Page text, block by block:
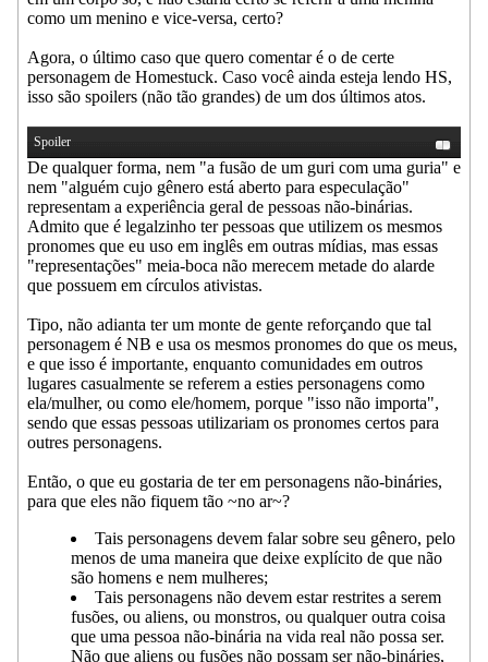
como um menino e vice-versa, certo?
Agora, o último caso que quero comentar é o de certe
personagem de Homestuck. Caso você ainda esteja lendo HS,
isso são spoilers (não tão grandes) de um dos últimos atos.
Spoiler
De qualquer forma, nem "a fusão de um guri com uma guria" e
nem "alguém cujo gênero está aberto para especulação"
representam a experiência geral de pessoas não-binárias.
Admito que é legalzinho ter pessoas que utilizem os mesmos
pronomes que eu uso em inglês em outras mídias, mas essas
"representações" meia-boca não merecem metade do alarde
que possuem em círculos ativistas.
Tipo, não adianta ter um monte de gente reforçando que tal
personagem é NB e usa os mesmos pronomes do que os meus,
e que isso é importante, enquanto comunidades em outros
lugares casualmente se referem a esties personagens como
ela/mulher, ou como ele/homem, porque "isso não importa",
sendo que essas pessoas utilizariam os pronomes certos para
outres personagens.
Então, o que eu gostaria de ter em personagens não-bináries,
para que eles não fiquem tão ~no ar~?
Tais personagens devem falar sobre seu gênero, pelo
menos de uma maneira que deixe explícito de que não
são homens e nem mulheres;
Tais personagens não devem estar restrites a serem
fusões, ou aliens, ou monstros, ou qualquer outra coisa
que uma pessoa não-binária na vida real não possa ser.
Não que aliens ou fusões não possam ser não-bináries,